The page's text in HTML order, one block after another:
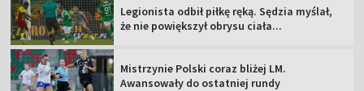
Legionista odbił piłkę ręką. Sędzia myślał,
że nie powiększył obrysu ciała...
Mistrzynie Polski coraz bliżej LM.
Awansowały do ostatniej rundy